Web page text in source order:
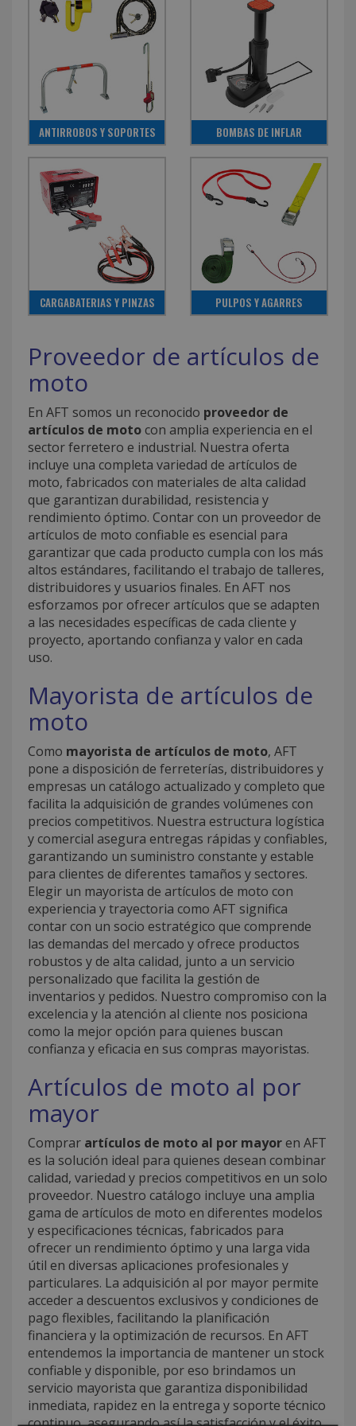
ANTIRROBOS Y SOPORTES BOMBAS DE INFLAR
CARGABATERIAS Y PINZAS PULPOS Y AGARRES
Proveedor de artículos de
moto
En AFT somos un reconocido proveedor de
artículos de motocon amplia experiencia en el
sector ferretero e industrial. Nuestra oferta
incluye una completa variedad de artículos de
moto, fabricados con materiales de alta calidad
que garantizan durabilidad, resistencia y
rendimiento óptimo. Contar con un proveedor de
artículos de moto confiable es esencial para
garantizar que cada producto cumpla con los más
altos estándares, facilitando el trabajo de talleres,
distribuidores y usuarios finales. En AFT nos
esforzamos por ofrecer artículos que se adapten
a las necesidades específicas de cada cliente y
proyecto, aportando confianza y valor en cada
uso.
Mayorista de artículos de
moto
Como mayorista de artículos de moto, AFT
pone a disposición de ferreterías, distribuidores y
empresas un catálogo actualizado y completo que
facilita la adquisición de grandes volúmenes con
precios competitivos. Nuestra estructura logística
y comercial asegura entregas rápidas y confiables,
garantizando un suministro constante y estable
para clientes de diferentes tamaños y sectores.
Elegir un mayorista de artículos de moto con
experiencia y trayectoria como AFT significa
contar con un socio estratégico que comprende
las demandas del mercado y ofrece productos
robustos y de alta calidad, junto a un servicio
personalizado que facilita la gestión de
inventarios y pedidos. Nuestro compromiso con la
excelencia y la atención al cliente nos posiciona
como la mejor opción para quienes buscan
confianza y eficacia en sus compras mayoristas.
Artículos de moto al por
mayor
Comprar artículos de moto al por mayoren AFT
es la solución ideal para quienes desean combinar
calidad, variedad y precios competitivos en un solo
proveedor. Nuestro catálogo incluye una amplia
gama de artículos de moto en diferentes modelos
y especificaciones técnicas, fabricados para
ofrecer un rendimiento óptimo y una larga vida
útil en diversas aplicaciones profesionales y
particulares. La adquisición al por mayor permite
acceder a descuentos exclusivos y condiciones de
pago flexibles, facilitando la planificación
financiera y la optimización de recursos. En AFT
entendemos la importancia de mantener un stock
confiable y disponible, por eso brindamos un
servicio mayorista que garantiza disponibilidad
inmediata, rapidez en la entrega y soporte técnico